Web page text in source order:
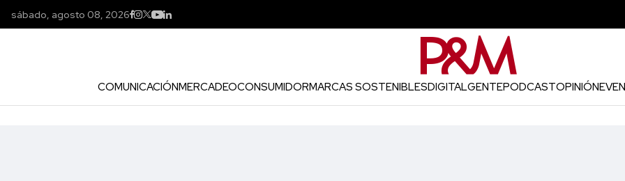
sábado, agosto 08, 2026
COMUNICACIÓNMERCADEOCONSUMIDORMARCAS SOSTENIBLESDIGITALGENTEPODCASTOPINIÓN